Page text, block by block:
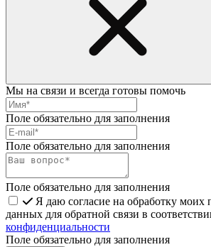
Мы на связи и всегда готовы помочь
Поле обязательно для заполнения
Поле обязательно для заполнения
Поле обязательно для заполнения
Я даю согласие на обработку моих
данных для обратной связи в
конфиденциальности
Поле обязательно для заполнения